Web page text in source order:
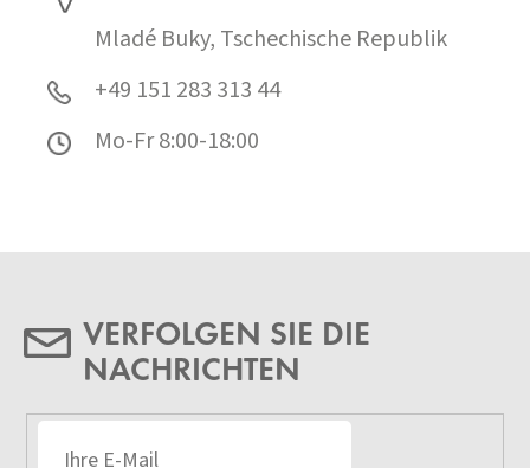
Mladé Buky, Tschechische Republik
+49 151 283 313 44
Mo-Fr 8:00-18:00
VERFOLGEN SIE DIE
NACHRICHTEN